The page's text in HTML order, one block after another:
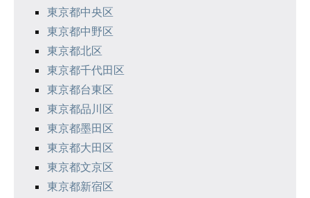
東京都中央区
東京都中野区
東京都北区
東京都千代田区
東京都台東区
東京都品川区
東京都墨田区
東京都大田区
東京都文京区
東京都新宿区